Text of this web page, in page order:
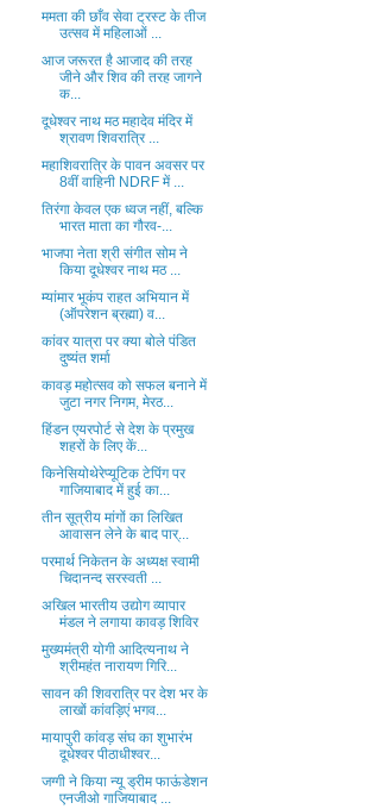
ममता की छाँव सेवा ट्रस्ट के तीज
उत्सव में महिलाओं ...
आज जरूरत है आजाद की तरह
जीने और शिव की तरह जागने
क...
दूधेश्वर नाथ मठ महादेव मंदिर में
श्रावण शिवरात्रि ...
महाशिवरात्रि के पावन अवसर पर
8वीं वाहिनी NDRF में ...
तिरंगा केवल एक ध्वज नहीं, बल्कि
भारत माता का गौरव-...
भाजपा नेता श्री संगीत सोम ने
किया दूधेश्वर नाथ मठ ...
म्यांमार भूकंप राहत अभियान में
(ऑपरेशन ब्रह्मा) व...
कांवर यात्रा पर क्या बोले पंडित
दुष्यंत शर्मा
कावड़ महोत्सव को सफल बनाने में
जुटा नगर निगम, मेरठ...
हिंडन एयरपोर्ट से देश के प्रमुख
शहरों के लिए कें...
किनेसियोथेरेप्यूटिक टेपिंग पर
गाजियाबाद में हुई का...
तीन सूत्रीय मांगों का लिखित
आवासन लेने के बाद पार्...
परमार्थ निकेतन के अध्यक्ष स्वामी
चिदानन्द सरस्वती ...
अखिल भारतीय उद्योग व्यापार
मंडल ने लगाया कावड़ शिविर
मुख्यमंत्री योगी आदित्यनाथ ने
श्रीमहंत नारायण गिरि...
सावन की शिवरात्रि पर देश भर के
लाखों कांवड़िएं भगव...
मायापुरी कांवड़ संघ का शुभारंभ
दूधेश्वर पीठाधीश्वर...
जग्गी ने किया न्यू ड्रीम फाऊंडेशन
एनजीओ गाजियाबाद ...